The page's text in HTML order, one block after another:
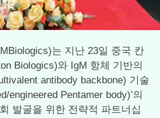
는 지난 23일 중국 칸
Biologics)와 IgM 항체 기반의
antibody backbone) 기술
engineered Pentamer body)’의
발굴을 위한 전략적 파트너십